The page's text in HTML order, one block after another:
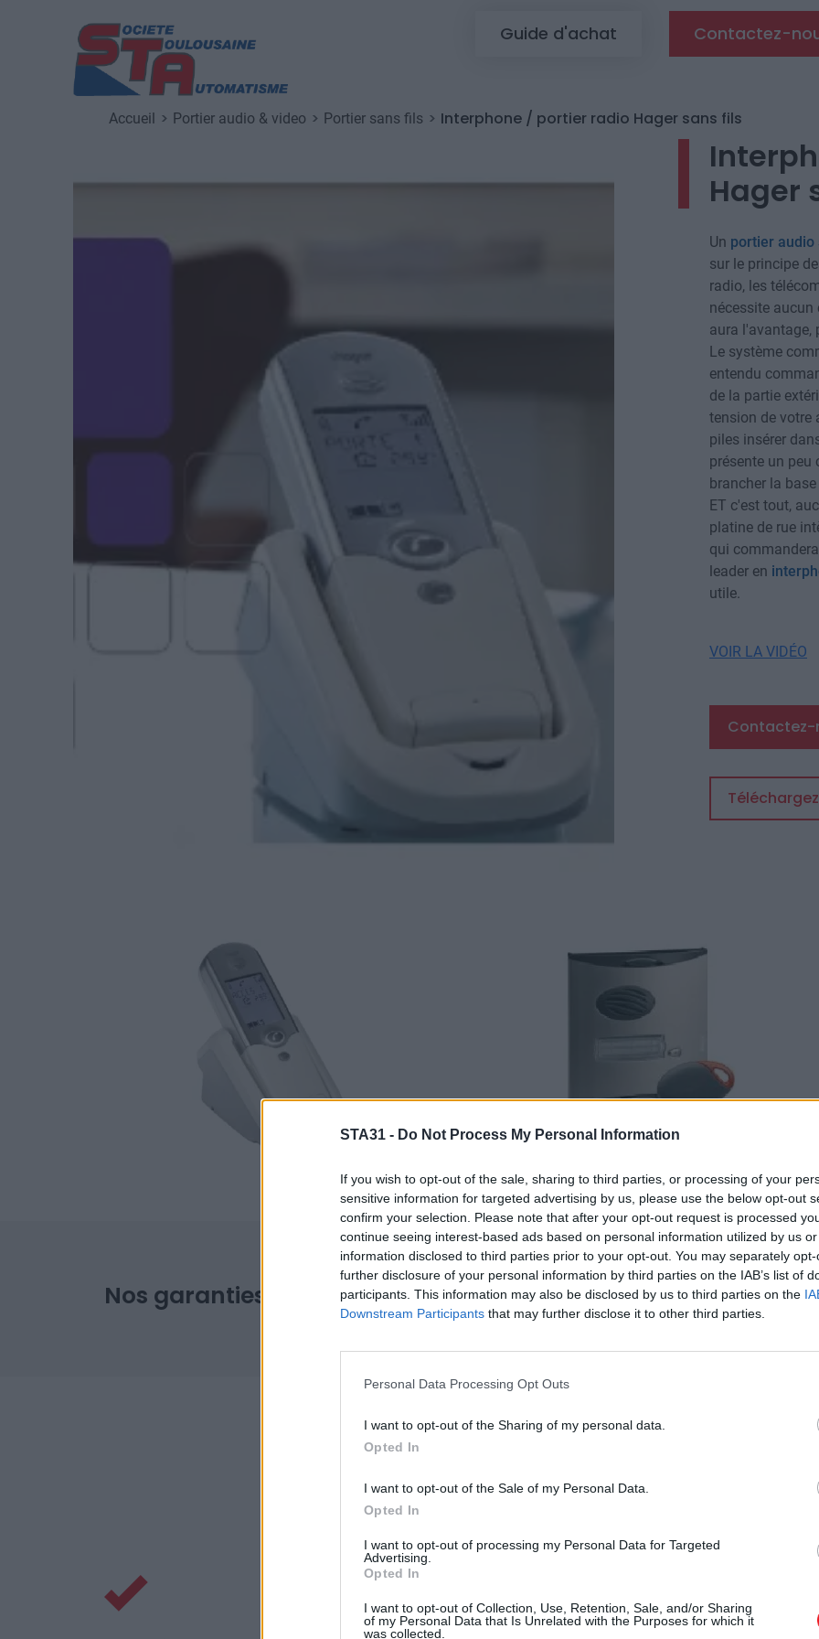
STA31 - Do Not Process My Personal Information
If you wish to opt-out of the sale, sharing to third parties, or processing of your
sensitive information for targeted advertising by us, please use the below opt-out
confirm your selection. Please note that after your opt-out request is processed
continue seeing interest-based ads based on personal information utilized by us
information disclosed to third parties prior to your opt-out. You may separately
further disclosure of your personal information by third parties on the IAB’s list of
participants. This information may also be disclosed by us to third parties on the
Downstream Participants that may further disclose it to other third parties.
Personal Data Processing Opt Outs
I want to opt-out of the Sharing of my personal data.
Opted In
I want to opt-out of the Sale of my Personal Data.
Opted In
I want to opt-out of processing my Personal Data for Targeted
Advertising.
Opted In
I want to opt-out of Collection, Use, Retention, Sale, and/or Sharing
of my Personal Data that Is Unrelated with the Purposes for which it
was collected.
Aller au contenu principal
Guide d'achat Contactez-
Fil d'Ariane
Accueil Portier audio & video Portier sans fils Interphone / portier radio Hager sans fils
Hager
Un portier audio
sur le principe
radio, les
nécessite
aura l'avantage,
Le système
entendu
de la partie
tension de votre
piles insérer
présente un
brancher la
ET c'est tout,
platine de rue
qui
leader en
utile.
VOIR LA VIDÉO
Contactez-
Nos garanties
Les caractéristiques